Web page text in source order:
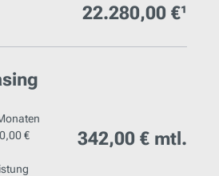
22.280,00 €¹
€
342,00 € mtl.